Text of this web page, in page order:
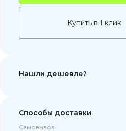
Купить в 1 клик
Нашли дешевле?
Способы доставки
Самовывоз